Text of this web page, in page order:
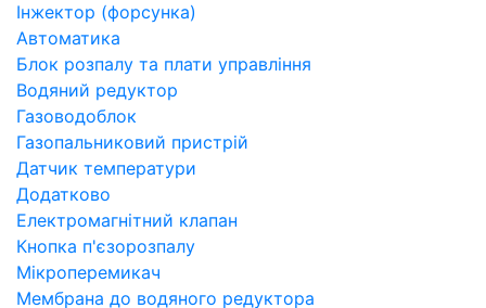
Інжектор (форсунка)
Автоматика
Блок розпалу та плати управління
Водяний редуктор
Газоводоблок
Газопальниковий пристрій
Датчик температури
Додатково
Електромагнітний клапан
Кнопка п'єзорозпалу
Мікроперемикач
Мембрана до водяного редуктора